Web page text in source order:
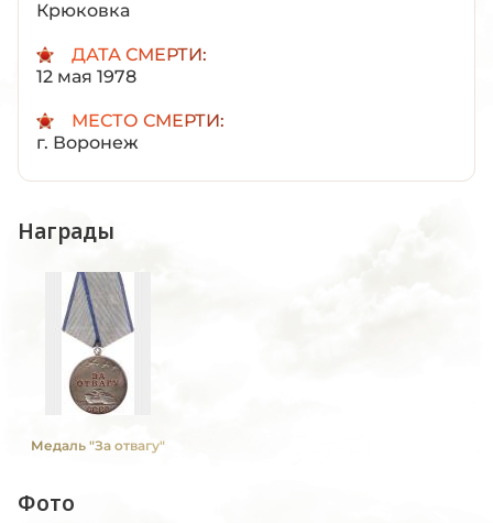
Крюковка
ДАТА СМЕРТИ:
12 мая 1978
МЕСТО СМЕРТИ:
г. Воронеж
Награды
Медаль "За отвагу"
Фото